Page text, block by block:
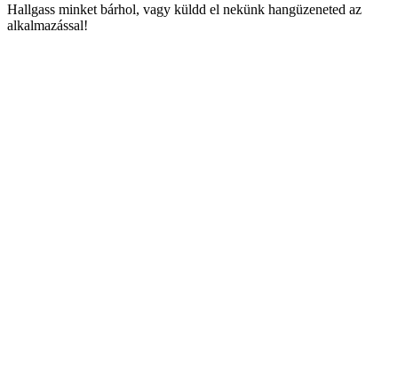
Hallgass minket bárhol, vagy küldd el nekünk hangüzeneted az
alkalmazással!